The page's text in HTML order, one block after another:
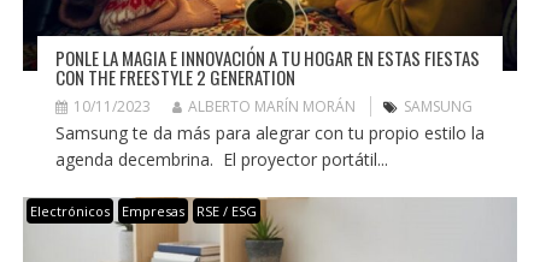
PONLE LA MAGIA E INNOVACIÓN A TU HOGAR EN ESTAS FIESTAS
CON THE FREESTYLE 2 GENERATION
10/11/2023 ALBERTO MARÍN MORÁN SAMSUNG
Samsung te da más para alegrar con tu propio estilo la
agenda decembrina. El proyector portátil...
Electrónicos Empresas RSE / ESG